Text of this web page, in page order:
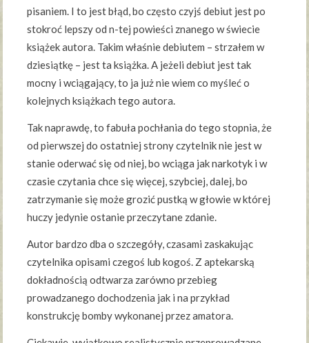
pisaniem. I to jest błąd, bo często czyjś debiut jest po
stokroć lepszy od n-tej powieści znanego w świecie
książek autora. Takim właśnie debiutem – strzałem w
dziesiątkę – jest ta książka. A jeżeli debiut jest tak
mocny i wciągający, to ja już nie wiem co myśleć o
kolejnych książkach tego autora.
Tak naprawdę, to fabuła pochłania do tego stopnia, że
od pierwszej do ostatniej strony czytelnik nie jest w
stanie oderwać się od niej, bo wciąga jak narkotyk i w
czasie czytania chce się więcej, szybciej, dalej, bo
zatrzymanie się może grozić pustką w głowie w której
huczy jedynie ostanie przeczytane zdanie.
Autor bardzo dba o szczegóły, czasami zaskakując
czytelnika opisami czegoś lub kogoś. Z aptekarską
dokładnością odtwarza zarówno przebieg
prowadzanego dochodzenia jak i na przykład
konstrukcję bomby wykonanej przez amatora.